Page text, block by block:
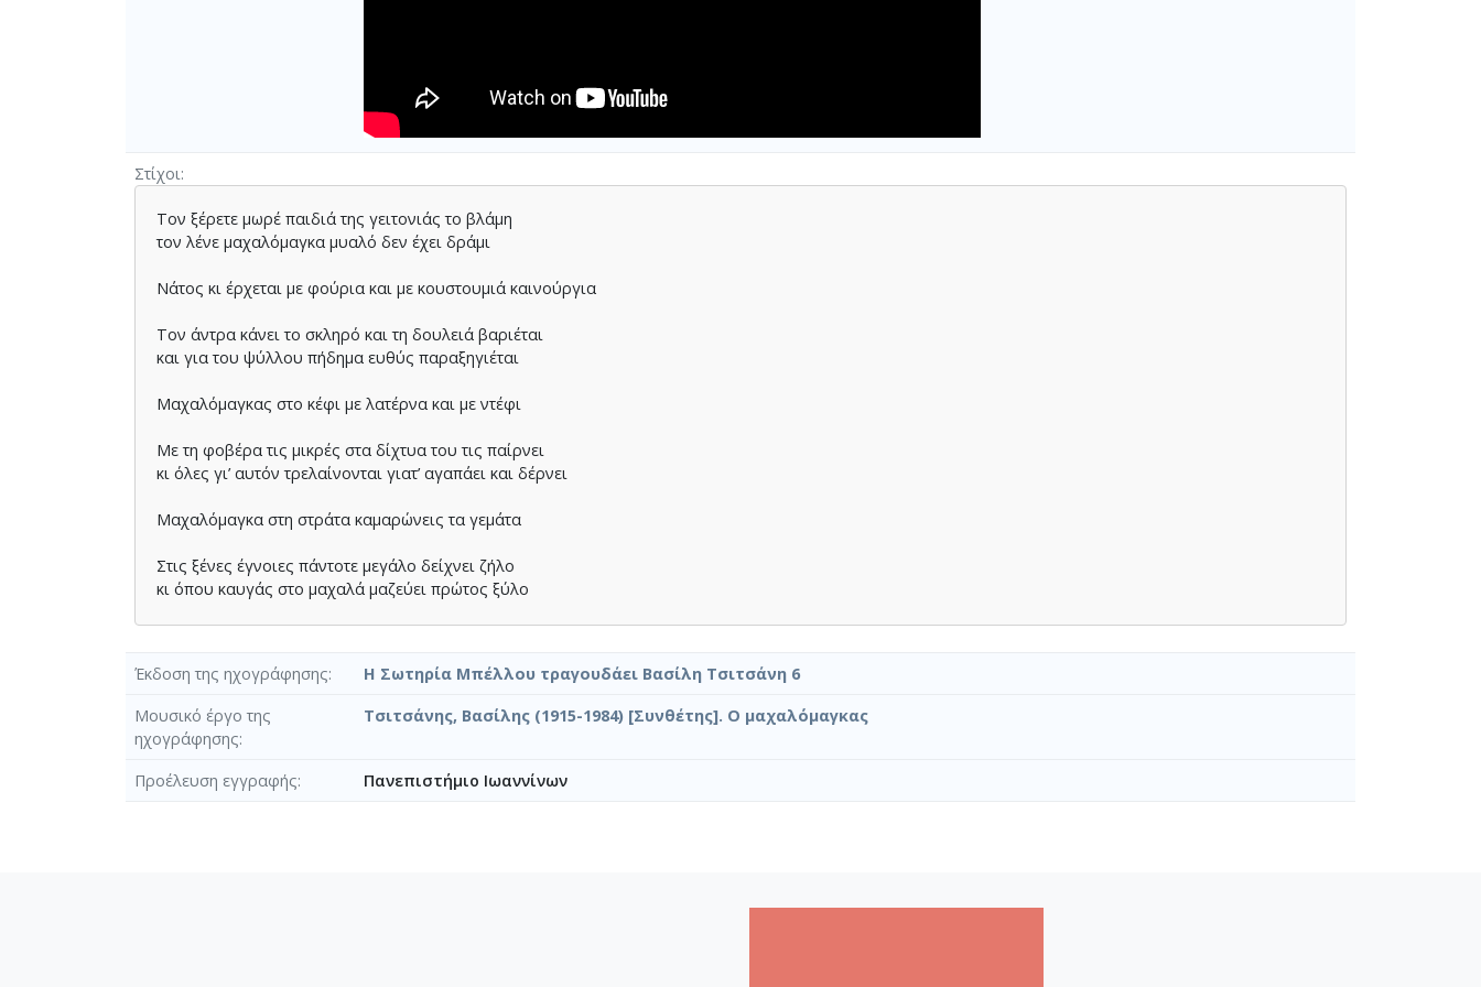
Στίχοι
Τον ξέρετε µωρέ παιδιά της γειτονιάς το βλάµη
τον λένε µαχαλόµαγκα µυαλό δεν έχει δράµι
Νάτος κι έρχεται µε φούρια και µε κουστουµιά καινούργια
Τον άντρα κάνει το σκληρό και τη δουλειά βαριέται
και για του ψύλλου πήδηµα ευθύς παραξηγιέται
Μαχαλόµαγκας στο κέφι µε λατέρνα και µε ντέφι
Με τη φοβέρα τις µικρές στα δίχτυα του τις παίρνει
κι όλες γι’ αυτόν τρελαίνονται γιατ’ αγαπάει και δέρνει
Μαχαλόµαγκα στη στράτα καµαρώνεις τα γεµάτα
Στις ξένες έγνοιες πάντοτε µεγάλο δείχνει ζήλο
κι όπου καυγάς στο µαχαλά µαζεύει πρώτος ξύλο
Έκδοση της ηχογράφησης
Η Σωτηρία Μπέλλου τραγουδάει Βασίλη Τσιτσάνη 6
Μουσικό έργο της
ηχογράφησης
Τσιτσάνης, Βασίλης (1915-1984) [Συνθέτης]. Ο μαχαλόμαγκας
Προέλευση εγγραφής Πανεπιστήμιο Ιωαννίνων